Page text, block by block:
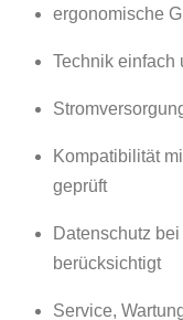
ergonomische
Technik einfach
Kompatibilität
geprüft
Datenschutz
berücksichtigt
Service,